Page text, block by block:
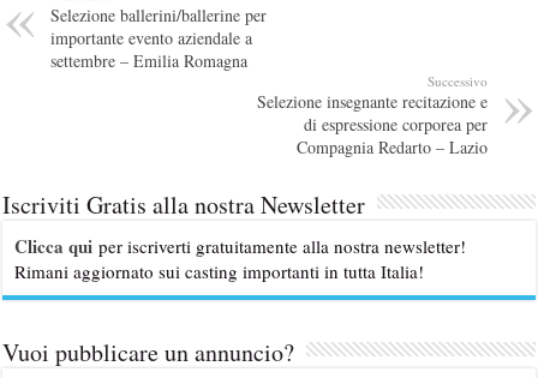
Selezione ballerini/ballerine per
importante evento aziendale a
settembre – Emilia Romagna
Successivo
Selezione insegnante recitazione e
di espressione corporea per
Compagnia Redarto – Lazio
Iscriviti Gratis alla nostra Newsletter
Clicca qui per iscriverti gratuitamente alla nostra newsletter!
Rimani aggiornato sui casting importanti in tutta Italia!
Vuoi pubblicare un annuncio?